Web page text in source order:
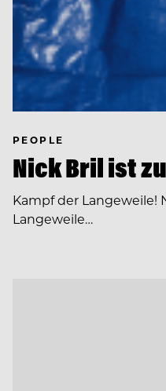
PEOPLE
Nick Bril ist
Kampf der Langeweile!
Langeweile…